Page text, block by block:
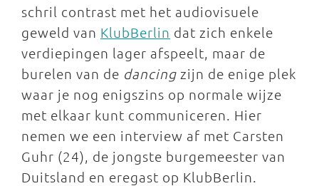
schril contrast met het audiovisuele
geweld van KlubBerlin dat zich enkele
verdiepingen lager afspeelt, maar de
burelen van de dancing zijn de enige plek
waar je nog enigszins op normale wijze
met elkaar kunt communiceren. Hier
nemen we een interview af met Carsten
Guhr (24), de jongste burgemeester van
Duitsland en eregast op KlubBerlin.